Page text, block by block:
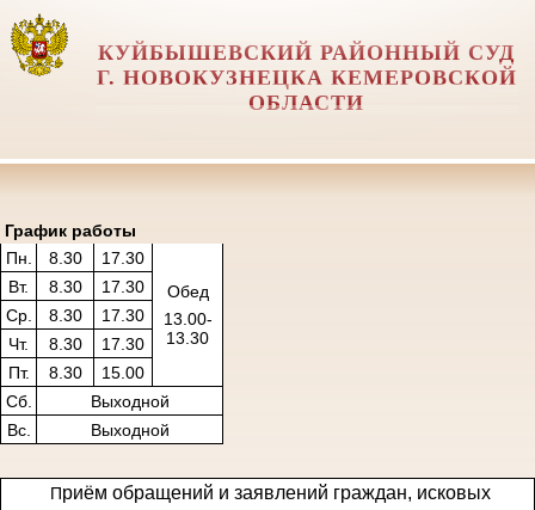
КУЙБЫШЕВСКИЙ РАЙОННЫЙ СУД
Г. НОВОКУЗНЕЦКА КЕМЕРОВСКОЙ
ОБЛАСТИ
График работы
Пн.
8.30
17.30
Обед
13.00-
13.30
Вт. 8.30
17.30
Ср.
8.30
17.30
Чт.
8.30
17.30
Пт.
8.30
15.00
Сб.
Выходной
Вс.
Выходной
Приём обращений и заявлений граждан, исковых